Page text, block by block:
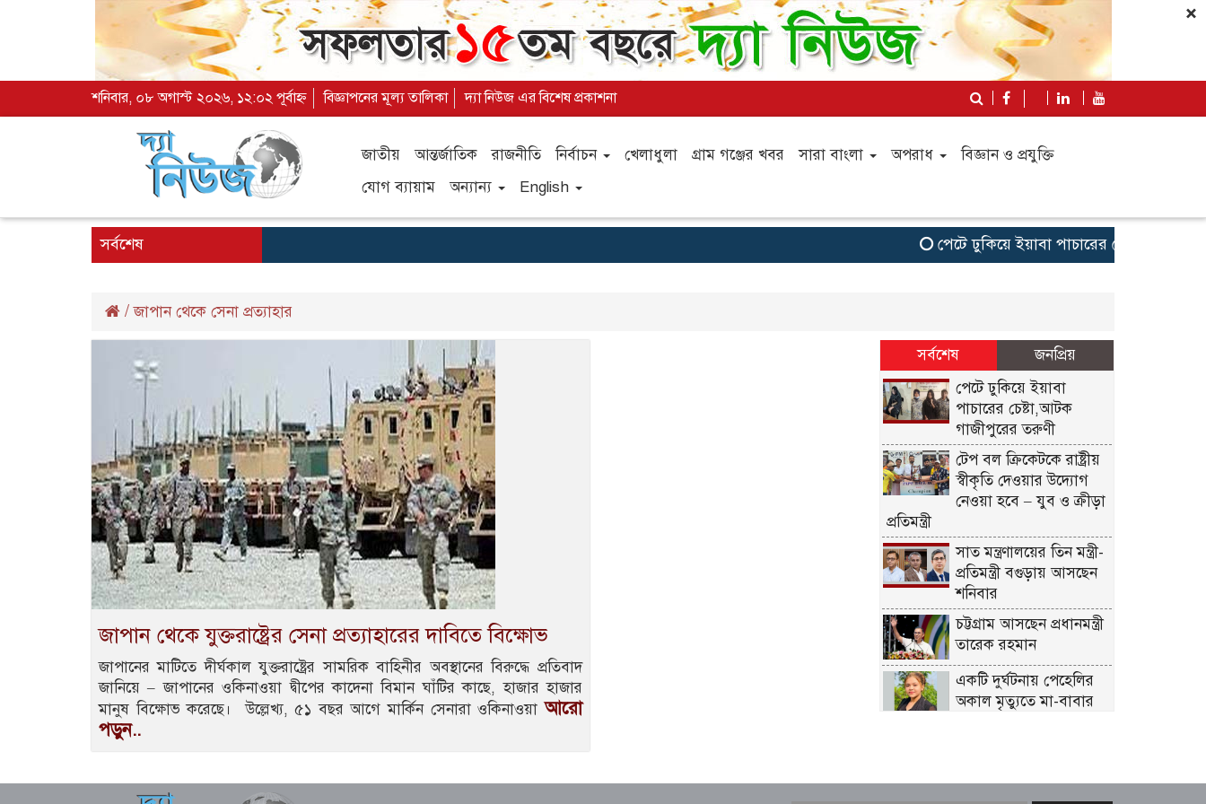
×
শনিবার, ০৮ অগাস্ট ২০২৬, ১২:০২ পূর্বাহ্ন বিজ্ঞাপনের মূল্য তালিকা দ্যা নিউজ এর বিশেষ প্রকাশনা
জাতীয় আন্তর্জাতিক রাজনীতি নির্বাচন খেলাধুলা গ্রাম গঞ্জের খবর সারা বাংলা অপরাধ
বিজ্ঞান ও প্রযুক্তি
যোগ ব্যায়াম
অন্যান্য English
সর্বশেষ পেটে ঢুকিয়ে ইয়াবা পাচারের চেষ্টা,আটক
/জাপান থেকে সেনা প্রত‍্যাহার
জাপান থেকে যুক্তরাষ্ট্রের সেনা প্রত‍্যাহারের দাবিতে বিক্ষোভ
জাপানের মাটিতে দীর্ঘকাল যুক্তরাষ্ট্রের সামরিক বাহিনীর অবস্থানের বিরুদ্ধে প্রতিবাদ
জানিয়ে – জাপানের ওকিনাওয়া দ্বীপের কাদেনা বিমান ঘাঁটির কাছে, হাজার হাজার
মানুষ বিক্ষোভ করেছে। উল্লেখ্য, ৫১ বছর আগে মার্কিন সেনারা ওকিনাওয়াআরো
পড়ুন..
সর্বশেষ
জনপ্রিয়
পেটে ঢুকিয়ে ইয়াবা
পাচারের চেষ্টা,আটক
গাজীপুরের তরুণী
টেপ বল ক্রিকেটকে রাষ্ট্রীয়
স্বীকৃতি দেওয়ার উদ্যোগ
নেওয়া হবে – যুব ও ক্রীড়া
প্রতিমন্ত্রী
সাত মন্ত্রণালয়ের তিন মন্ত্রী-
প্রতিমন্ত্রী বগুড়ায় আসছেন
শনিবার
চট্টগ্রাম আসছেন প্রধানমন্ত্রী
তারেক রহমান
একটি দুর্ঘটনায় পেহেলির
অকাল মৃত্যুতে মা-বাবার